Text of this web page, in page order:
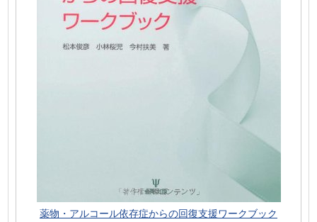
薬物・アルコール依存症からの回復支援ワークブック